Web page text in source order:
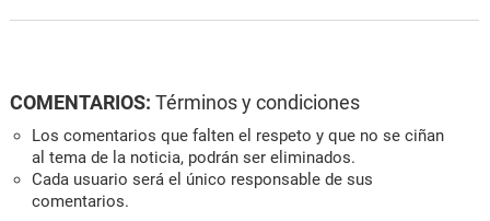
COMENTARIOS: Términos y condiciones
Los comentarios que falten el respeto y que no se ciñan
al tema de la noticia, podrán ser eliminados.
Cada usuario será el único responsable de sus
comentarios.